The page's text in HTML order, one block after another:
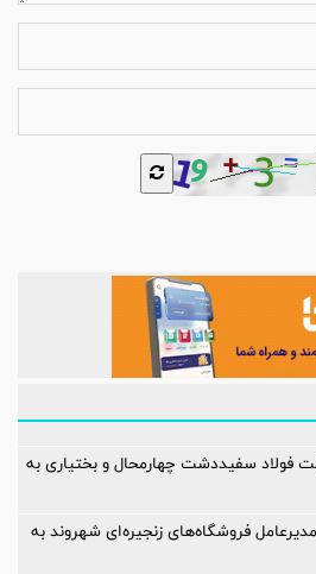
فولاد سفیددشت چهارمحال و بختیاری به
فروشگاه‌های زنجیره‌ای شهروند به